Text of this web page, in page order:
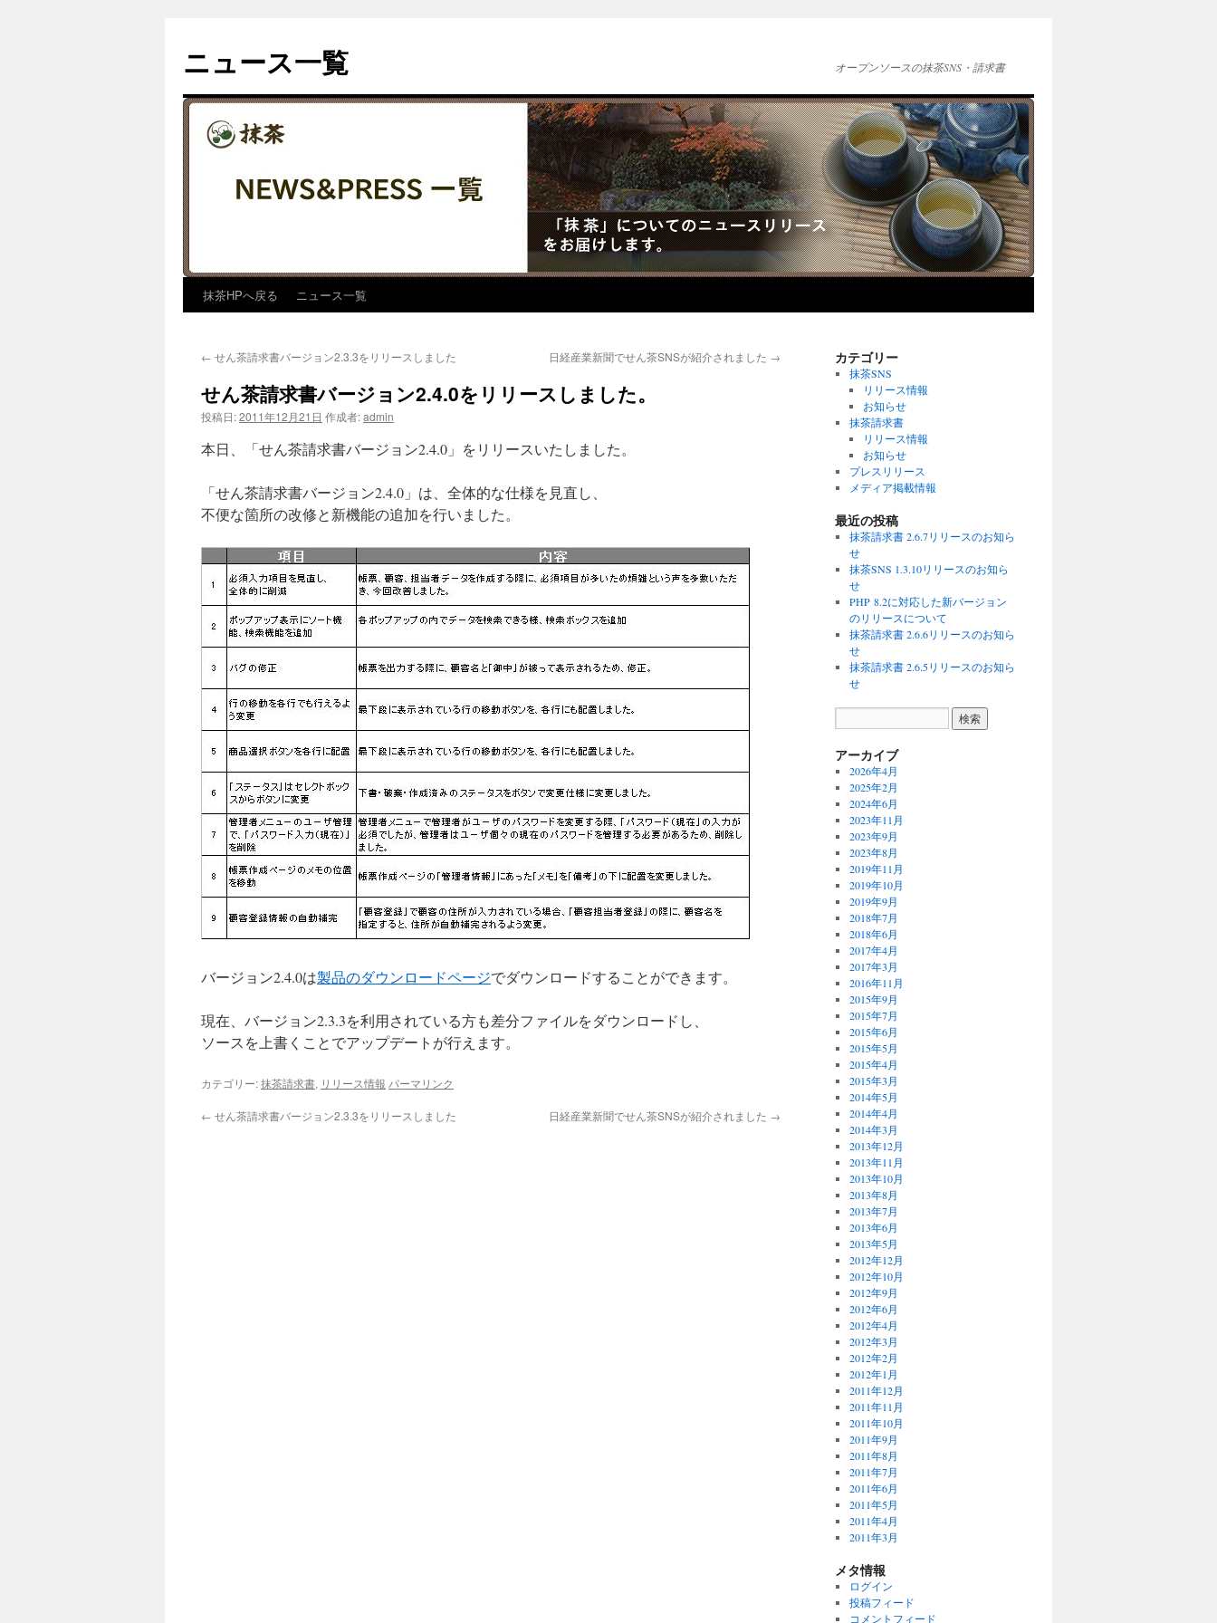
テ
ン
へ
ス
キ
ッ
プ
ニュース一覧 オープンソースの抹茶SNS・請求書
抹茶HPへ戻る ニュース一覧
← せん茶請求書バージョン2.3.3をリリースしました 日経産業新聞でせん茶SNSが紹介されました →
せん茶請求書バージョン2.4.0をリリースしました。
投稿日:2011年12月21日 作成者:admin
本日、「せん茶請求書バージョン2.4.0」をリリースいたしました。
「せん茶請求書バージョン2.4.0」は、全体的な仕様を見直し、
不便な箇所の改修と新機能の追加を行いました。
バージョン2.4.0は製品のダウンロードページでダウンロードすることができます。
現在、バージョン2.3.3を利用されている方も差分ファイルをダウンロードし、
ソースを上書くことでアップデートが行えます。
カテゴリー:抹茶請求書, リリース情報 パーマリンク
← せん茶請求書バージョン2.3.3をリリースしました 日経産業新聞でせん茶SNSが紹介されました →
カテゴリー
抹茶SNS
リリース情報
お知らせ
抹茶請求書
リリース情報
お知らせ
プレスリリース
メディア掲載情報
最近の投稿
抹茶請求書 2.6.7リリースのお知ら
せ
抹茶SNS 1.3.10リリースのお知ら
せ
PHP 8.2に対応した新バージョン
のリリースについて
抹茶請求書 2.6.6リリースのお知ら
せ
抹茶請求書 2.6.5リリースのお知ら
せ
アーカイブ
2026年4月
2025年2月
2024年6月
2023年11月
2023年9月
2023年8月
2019年11月
2019年10月
2019年9月
2018年7月
2018年6月
2017年4月
2017年3月
2016年11月
2015年9月
2015年7月
2015年6月
2015年5月
2015年4月
2015年3月
2014年5月
2014年4月
2014年3月
2013年12月
2013年11月
2013年10月
2013年8月
2013年7月
2013年6月
2013年5月
2012年12月
2012年10月
2012年9月
2012年6月
2012年4月
2012年3月
2012年2月
2012年1月
2011年12月
2011年11月
2011年10月
2011年9月
2011年8月
2011年7月
2011年6月
2011年5月
2011年4月
2011年3月
メタ情報
ログイン
投稿フィード
コメントフィード